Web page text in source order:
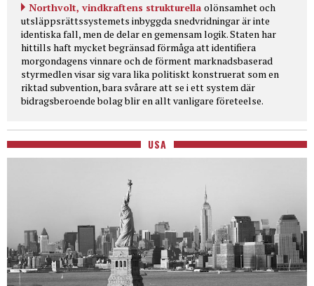
Northvolt, vindkraftens strukturella olönsamhet och
utsläppsrättssystemets inbyggda snedvridningar är inte
identiska fall, men de delar en gemensam logik. Staten har
hittills haft mycket begränsad förmåga att identifiera
morgondagens vinnare och de förment marknadsbaserad
styrmedlen visar sig vara lika politiskt konstruerat som en
riktad subvention, bara svårare att se i ett system där
bidragsberoende bolag blir en allt vanligare företeelse.
USA